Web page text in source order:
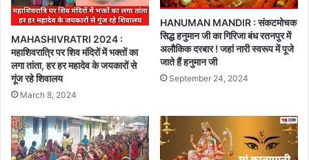
MAHASHIVRATRI 2024 :
महाशिवरात्रि पर शिव मंदिरों में भक्तों का
लगा तांता, हर हर महादेव के जयकारों से
गूंज रहे शिवालय
March 8, 2024
HANUMAN MANDIR : संकटमोचक
सिद्ध हनुमान जी का गिरिजा बंध रतनपुर में
अलौकिक दरबार ! जहां नारी स्वरूप में पूजे
जाते हैं हनुमान जी
September 24, 2024